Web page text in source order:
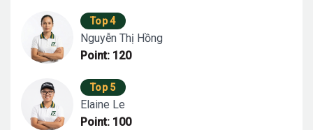
Top 4
Nguyễn Thị Hồng
Point: 120
Top 5
Elaine Le
Point: 100